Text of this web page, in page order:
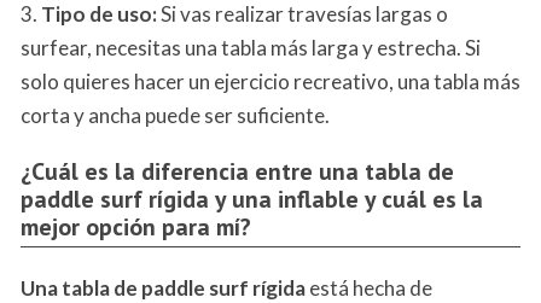
3. Tipo de uso:Si vas realizar travesías largas o
surfear, necesitas una tabla más larga y estrecha. Si
solo quieres hacer un ejercicio recreativo, una tabla más
corta y ancha puede ser suficiente.
¿Cuál es la diferencia entre una tabla de
paddle surf rígida y una inflable y cuál es la
mejor opción para mí?
Una tabla de paddle surf rígidaestá hecha de